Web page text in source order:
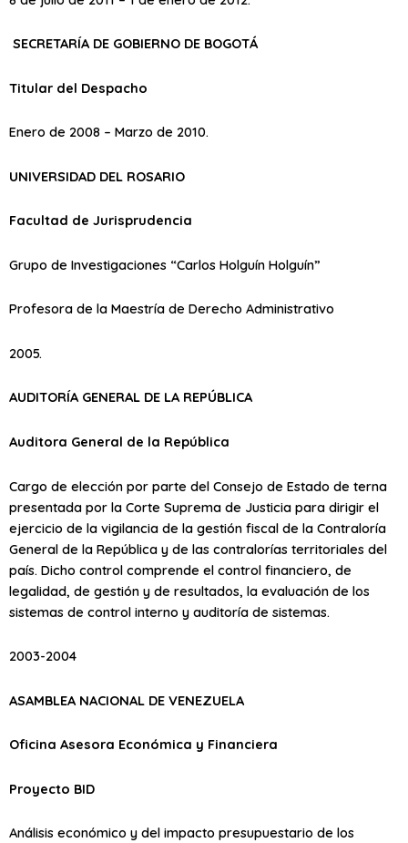
SECRETARÍA DE GOBIERNO DE BOGOTÁ
Titular del Despacho
Enero de 2008 – Marzo de 2010.
UNIVERSIDAD DEL ROSARIO
Facultad de Jurisprudencia
Grupo de Investigaciones “Carlos Holguín Holguín”
Profesora de la Maestría de Derecho Administrativo
2005.
AUDITORÍA GENERAL DE LA REPÚBLICA
Auditora General de la República
Cargo de elección por parte del Consejo de Estado de terna
presentada por la Corte Suprema de Justicia para dirigir el
ejercicio de la vigilancia de la gestión fiscal de la Contraloría
General de la República y de las contralorías territoriales del
país. Dicho control comprende el control financiero, de
legalidad, de gestión y de resultados, la evaluación de los
sistemas de control interno y auditoría de sistemas.
2003-2004
ASAMBLEA NACIONAL DE VENEZUELA
Oficina Asesora Económica y Financiera
Proyecto BID
Análisis económico y del impacto presupuestario de los